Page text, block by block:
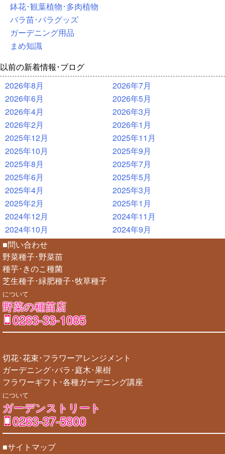
鉢花･観葉植物･多肉植物
バラ苗･バラグッズ
ガーデニング用品
まめ知識
以前の新着情報･ブログ
2026年8月
2026年7月
2026年6月
2026年5月
2026年4月
2026年3月
2026年2月
2026年1月
2025年12月
2025年11月
2025年10月
2025年9月
2025年8月
2025年7月
2025年6月
2025年5月
2025年4月
2025年3月
2025年2月
2025年1月
2024年12月
2024年11月
2024年10月
2024年9月
■問い合わせ
野菜種子･野菜苗
種芋･きのこ種菌
芝生種子･緑肥種子･牧草種子
について
野菜の種苗店
0263-33-1085
切花･花束･フラワーアレンジメント
ガーデニング･バラ･庭木･果樹
フラワーギフト･各種ガーデニング講座
について
ガーデンストリート
0263-37-5800
■サイトマップ